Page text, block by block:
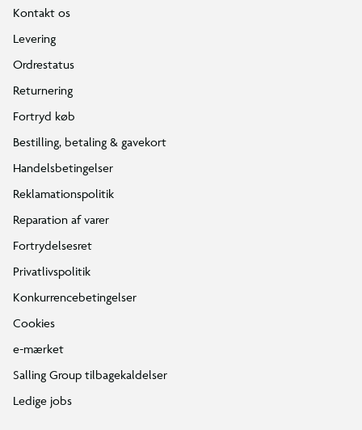
Kontakt os
Levering
Ordrestatus
Returnering
Fortryd køb
Bestilling, betaling & gavekort
Handelsbetingelser
Reklamationspolitik
Reparation af varer
Fortrydelsesret
Privatlivspolitik
Konkurrencebetingelser
Cookies
e-mærket
Salling Group tilbagekaldelser
Ledige jobs